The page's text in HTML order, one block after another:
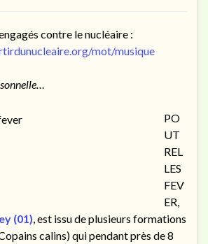
contre le nucléaire :
mot/musique
PO
UT
REL
LES
FEV
ER,
(01), est issu de plusieurs formations
calins) qui pendant près de 8